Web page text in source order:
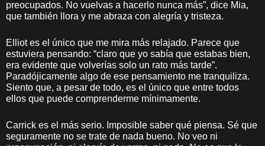
preocupados. No vuelvas a hacerlo nunca más”, dice Mia,
que también llora y me abraza con alegría y tristeza.
Elliot es el único que me mira más relajado. Parece que
estuviera pensando: “claro que yo sabía que estabas bien,
era evidente que volverías solo un rato más tarde”.
Paradójicamente algo de ese pensamiento me tranquiliza.
Siento que, a pesar de todo, es el único que entre todos
ellos que puede comprenderme mínimamente.
Carrick es el más serio. Imposible saber qué piensa. Sé que
seguramente no se trate de nada bueno. No veo ni